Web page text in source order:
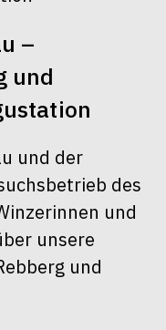
–
und
und der
des
und
unsere
und